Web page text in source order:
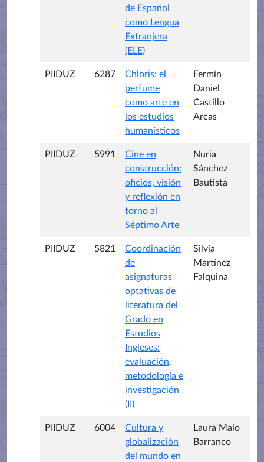
de Español
como Lengua
Extranjera
(ELE)
PIIDUZ 6287
Chloris: el
perfume
como arte en
los estudios
humanísticos
Fermín
Daniel
Castillo
Arcas
PIIDUZ 5991
Cine en
construcción:
oficios, visión
y reflexión en
torno al
Séptimo Arte
Nuria
Sánchez
Bautista
PIIDUZ 5821
Coordinación
de
asignaturas
optativas de
literatura del
Grado en
Estudios
Ingleses:
evaluación,
metodología e
investigación
(II)
Silvia
Martínez
Falquina
PIIDUZ 6004
Cultura y
globalización
del mundo en
Laura Malo
Barranco